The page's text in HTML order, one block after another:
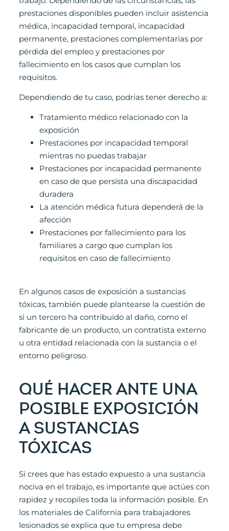
prestaciones disponibles pueden incluir asistencia
médica, incapacidad temporal, incapacidad
permanente, prestaciones complementarias por
pérdida del empleo y prestaciones por
fallecimiento en los casos que cumplan los
requisitos.
Dependiendo de tu caso, podrías tener derecho a:
Tratamiento médico relacionado con la
exposición
Prestaciones por incapacidad temporal
mientras no puedas trabajar
Prestaciones por incapacidad permanente
en caso de que persista una discapacidad
duradera
La atención médica futura dependerá de la
afección
Prestaciones por fallecimiento para los
familiares a cargo que cumplan los
requisitos en caso de fallecimiento
En algunos casos de exposición a sustancias
tóxicas, también puede plantearse la cuestión de
si un tercero ha contribuido al daño, como el
fabricante de un producto, un contratista externo
u otra entidad relacionada con la sustancia o el
entorno peligroso.
QUÉ HACER ANTE UNA
POSIBLE EXPOSICIÓN
A SUSTANCIAS
TÓXICAS
Si crees que has estado expuesto a una sustancia
nociva en el trabajo, es importante que actúes con
rapidez y recopiles toda la información posible. En
los materiales de California para trabajadores
lesionados se explica que tu empresa debe